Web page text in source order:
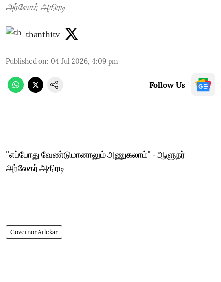
அர்லேகர் அதிரடி
thanthitv
Published on: 04 Jul 2026, 4:09 pm
Follow Us
"எப்போது வேண்டுமானாலும் அணுகலாம்" - ஆளுநர்
அர்லேகர் அதிரடி
Governor Arlekar